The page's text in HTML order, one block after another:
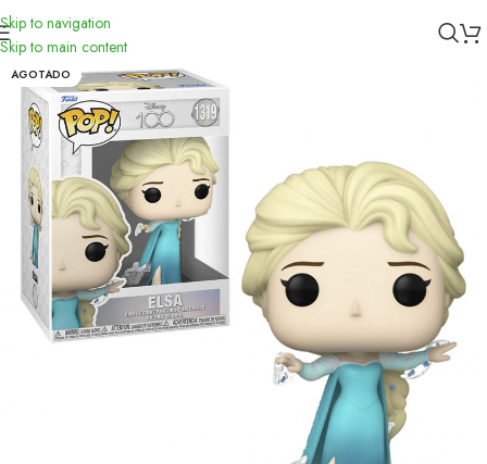
Skip to navigation
Skip to main content
Inicio Funko
AGOTADO